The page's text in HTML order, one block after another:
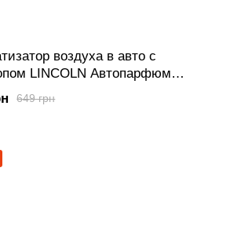
воздуха в авто с
LINCOLN Автопарфюм
сегмент подарочная упаковка
649 грн